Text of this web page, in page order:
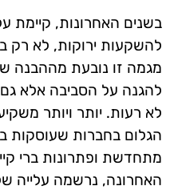
בשנים האחרונות, קיימת
להשקעות ירוקות, לא רק
מגמה זו נובעת מההבנה
להגנה על הסביבה אלא גם
לא רעות. יותר ויותר
הגלום בחברות שעוסקות
מתחדשת ופתרונות ברי